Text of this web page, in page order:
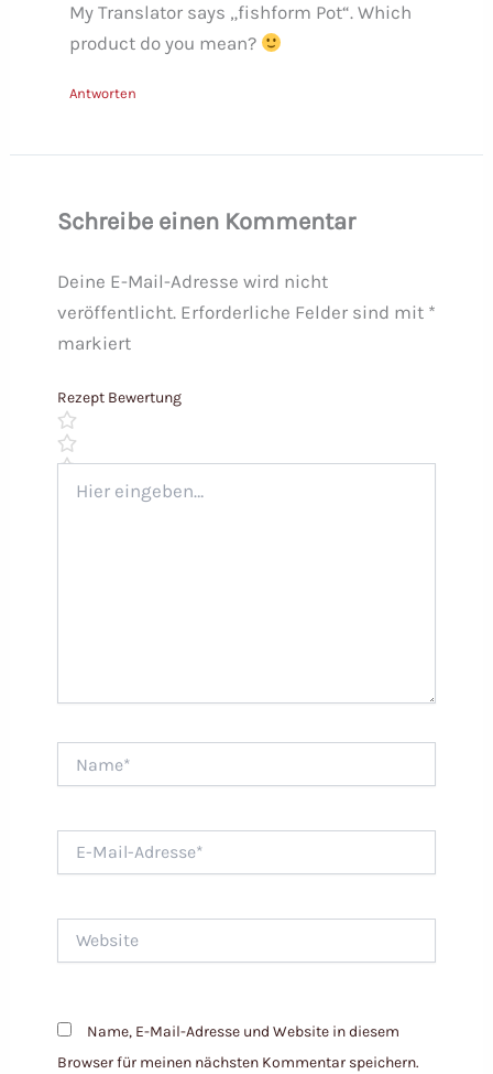
My Translator says „fishform Pot“. Which
product do you mean?
Antworten
Schreibe einen Kommentar
Deine E-Mail-Adresse wird nicht
veröffentlicht. Erforderliche Felder sind mit *
markiert
Rezept Bewertung
eingeben…
Mail-
Name, E-Mail-Adresse und Website in diesem
Browser für meinen nächsten Kommentar speichern.